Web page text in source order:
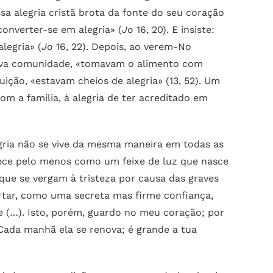
alegria cristã brota da fonte do seu coração
se em alegria» (Jo 16, 20). E insiste:
(Jo 16, 22). Depois, ao verem-No
comunidade, «tomavam o alimento com
«estavam cheios de alegria» (13, 52). Um
a família, à alegria de ter acreditado em
não se vive da mesma maneira em todas as
pelo menos como um feixe de luz que nasce
se vergam à tristeza por causa das graves
como uma secreta mas firme confiança,
(…). Isto, porém, guardo no meu coração; por
manhã ela se renova; é grande a tua